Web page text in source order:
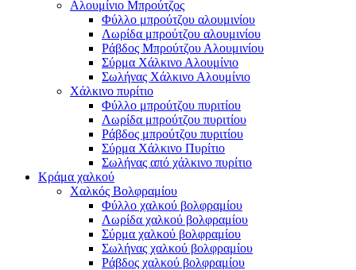
Αλουμίνιο Μπρούτζος
Φύλλο μπρούτζου αλουμινίου
Λωρίδα μπρούτζου αλουμινίου
Ράβδος Μπρούτζου Αλουμινίου
Σύρμα Χάλκινο Αλουμίνιο
Σωλήνας Χάλκινο Αλουμίνιο
Χάλκινο πυρίτιο
Φύλλο μπρούτζου πυριτίου
Λωρίδα μπρούτζου πυριτίου
Ράβδος μπρούτζου πυριτίου
Σύρμα Χάλκινο Πυρίτιο
Σωλήνας από χάλκινο πυρίτιο
Κράμα χαλκού
Χαλκός Βολφραμίου
Φύλλο χαλκού βολφραμίου
Λωρίδα χαλκού βολφραμίου
Σύρμα χαλκού βολφραμίου
Σωλήνας χαλκού βολφραμίου
Ράβδος χαλκού βολφραμίου